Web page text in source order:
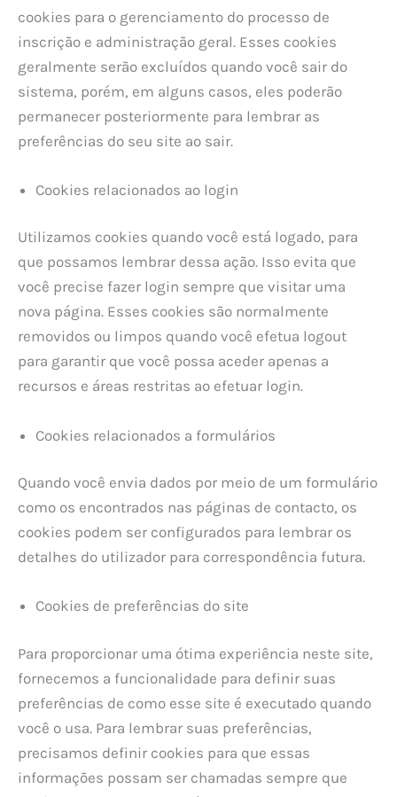
cookies para o gerenciamento do processo de
inscrição e administração geral. Esses cookies
geralmente serão excluídos quando você sair do
sistema, porém, em alguns casos, eles poderão
permanecer posteriormente para lembrar as
preferências do seu site ao sair.
Cookies relacionados ao login
Utilizamos cookies quando você está logado, para
que possamos lembrar dessa ação. Isso evita que
você precise fazer login sempre que visitar uma
nova página. Esses cookies são normalmente
removidos ou limpos quando você efetua logout
para garantir que você possa aceder apenas a
recursos e áreas restritas ao efetuar login.
Cookies relacionados a formulários
Quando você envia dados por meio de um formulário
como os encontrados nas páginas de contacto, os
cookies podem ser configurados para lembrar os
detalhes do utilizador para correspondência futura.
Cookies de preferências do site
Para proporcionar uma ótima experiência neste site,
fornecemos a funcionalidade para definir suas
preferências de como esse site é executado quando
você o usa. Para lembrar suas preferências,
precisamos definir cookies para que essas
informações possam ser chamadas sempre que